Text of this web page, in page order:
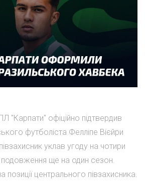
"Карпати" офіційно підтвердив
футболіста Фелліпе Вієйри
уклав угоду на чотири
ще на один сезон.
позиції центрального півзахисника.